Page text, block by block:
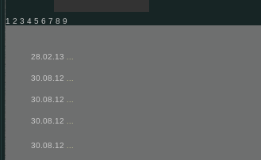
1 2 3 4 5 6 7 8 9
28.02.13
30.08.12
30.08.12
30.08.12
30.08.12